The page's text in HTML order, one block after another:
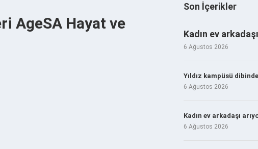
AgeSA Hayat ve
Son İçerikler
Kadın ev arkadaşı
6 Ağustos 2026
Yıldız kampüsü
6 Ağustos 2026
Kadın ev arkadaşı
6 Ağustos 2026